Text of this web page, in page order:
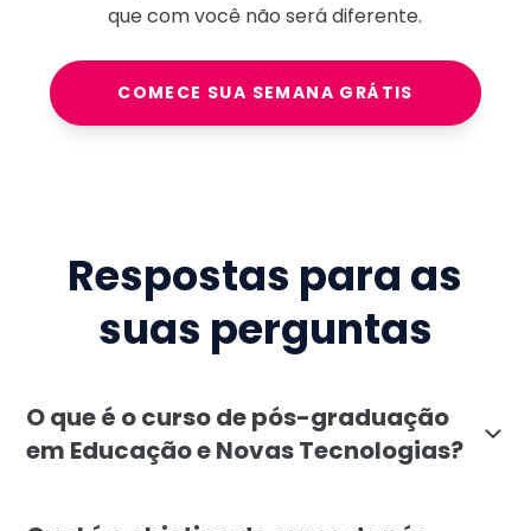
que com você não será diferente.
COMECE SUA SEMANA GRÁTIS
Respostas para as
suas perguntas
O que é o curso de pós-graduação
em Educação e Novas Tecnologias?